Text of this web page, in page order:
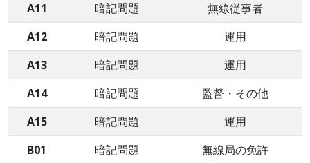
A11
暗記問題
無線従事者
A12
暗記問題
運用
A13
暗記問題
運用
A14
暗記問題
監督・その他
A15
暗記問題
運用
B01
暗記問題
無線局の免許